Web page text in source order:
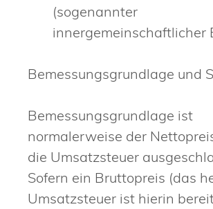
(sogenannter
innergemeinschaftlicher
Bemessungsgrundlage und
Bemessungsgrundlage ist
normalerweise der
die Umsatzsteuer
Sofern ein Bruttopreis (das
Umsatzsteuer ist hierin